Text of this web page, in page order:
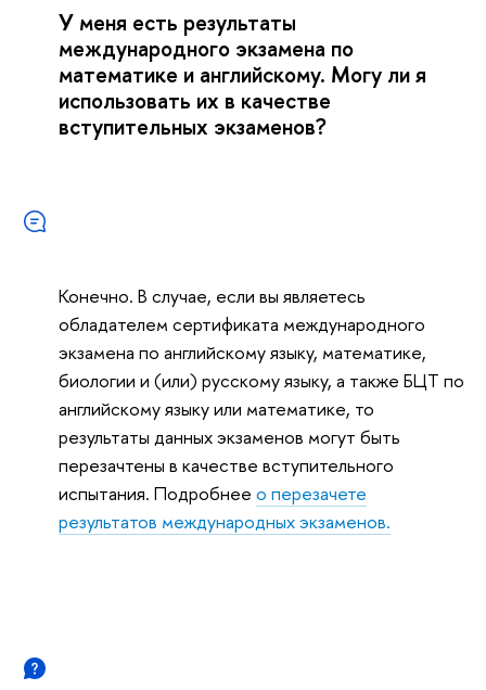
У меня есть результаты
международного экзамена по
математике и английскому. Могу ли я
использовать их в качестве
вступительных экзаменов?
Конечно. В случае, если вы являетесь
обладателем сертификата международного
экзамена по английскому языку, математике,
биологии и (или) русскому языку, а также БЦТ по
английскому языку или математике, то
результаты данных экзаменов могут быть
перезачтены в качестве вступительного
испытания. Подробнее о перезачете
результатов международных экзаменов.